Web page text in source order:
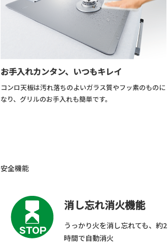
お手入れカンタン、いつもキレイ
コンロ天板は汚れ落ちのよいガラス質やフッ素のものに
なり、グリルのお手入れも簡単です。
安全機能
消し忘れ消火機能
うっかり火を消し忘れても、約2
時間で自動消火